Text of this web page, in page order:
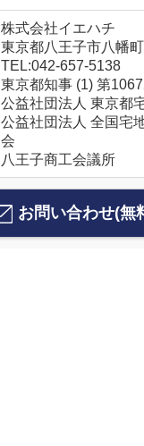
株式会社イエハチ
東京都八王子市八幡
TEL:042-657-5138
東京都知事 (1) 第
公益社団法人 東京都
公益社団法人 全国宅
会
八王子商工会議所
お問い合わせ(無